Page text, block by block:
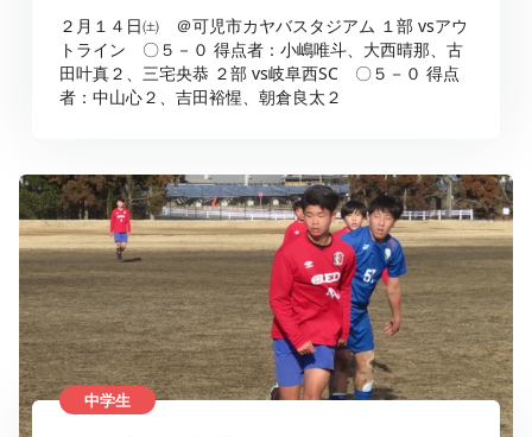
２月１４日㈯ ＠可児市カヤバスタジアム １部 vsアウ
トライン 〇５－０ 得点者：小嶋唯斗、大西晴那、古
田叶真２、三宅央恭 ２部 vs岐阜西SC 〇５－０ 得点
者：中山心２、吉田裕惺、朝倉良太２
中学生